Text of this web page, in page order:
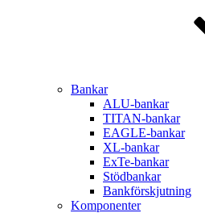
Bankar
ALU-bankar
TITAN-bankar
EAGLE-bankar
XL-bankar
ExTe-bankar
Stödbankar
Bankförskjutning
Komponenter